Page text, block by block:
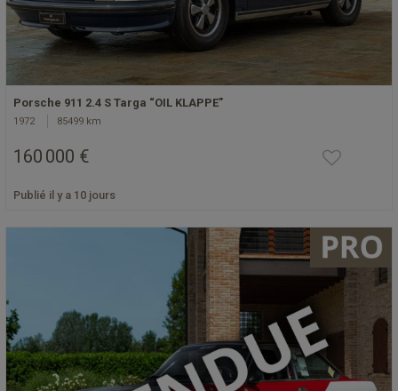
Porsche 911 2.4 S Targa “OIL KLAPPE”
1972 85499 km
160 000 €
Publié il y a 10 jours